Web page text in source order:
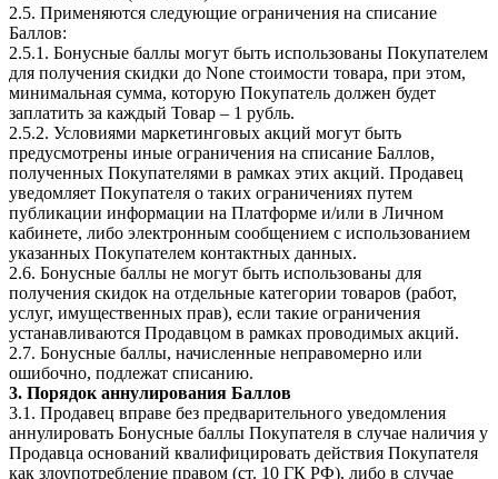
2.5. Применяются следующие ограничения на списание
Баллов:
2.5.1. Бонусные баллы могут быть использованы Покупателем
для получения скидки до None стоимости товара, при этом,
минимальная сумма, которую Покупатель должен будет
заплатить за каждый Товар – 1 рубль.
2.5.2. Условиями маркетинговых акций могут быть
предусмотрены иные ограничения на списание Баллов,
полученных Покупателями в рамках этих акций. Продавец
уведомляет Покупателя о таких ограничениях путем
публикации информации на Платформе и/или в Личном
кабинете, либо электронным сообщением с использованием
указанных Покупателем контактных данных.
2.6. Бонусные баллы не могут быть использованы для
получения скидок на отдельные категории товаров (работ,
услуг, имущественных прав), если такие ограничения
устанавливаются Продавцом в рамках проводимых акций.
2.7. Бонусные баллы, начисленные неправомерно или
ошибочно, подлежат списанию.
3. Порядок аннулирования Баллов
3.1. Продавец вправе без предварительного уведомления
аннулировать Бонусные баллы Покупателя в случае наличия у
Продавца оснований квалифицировать действия Покупателя
как злоупотребление правом (ст. 10 ГК РФ), либо в случае